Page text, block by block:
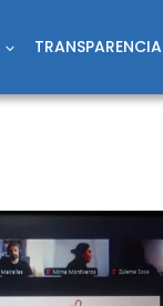
TRANSPARENCIA